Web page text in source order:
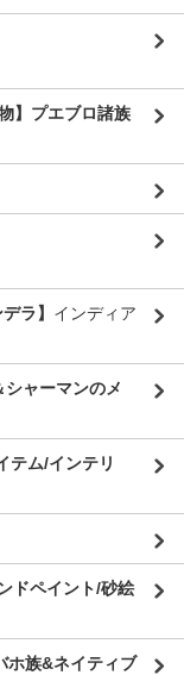
】プエブロ諸族
ラ】 インディア
ャーマンのメ
テム/インテリ
ドペイント/砂絵
ホ族&ネイティブ